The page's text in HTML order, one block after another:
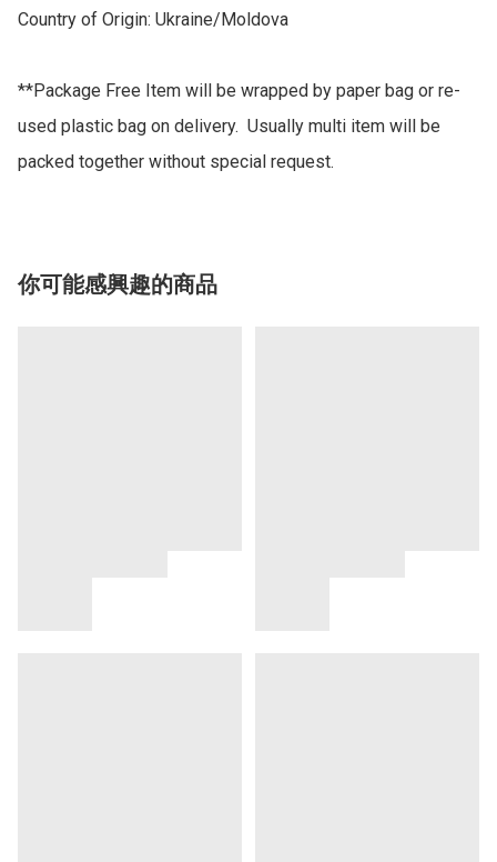
Country of Origin: Ukraine/Moldova
**Package Free Item will be wrapped by paper bag or re-
used plastic bag on delivery.  Usually multi item will be
packed together without special request.
你可能感興趣的商品